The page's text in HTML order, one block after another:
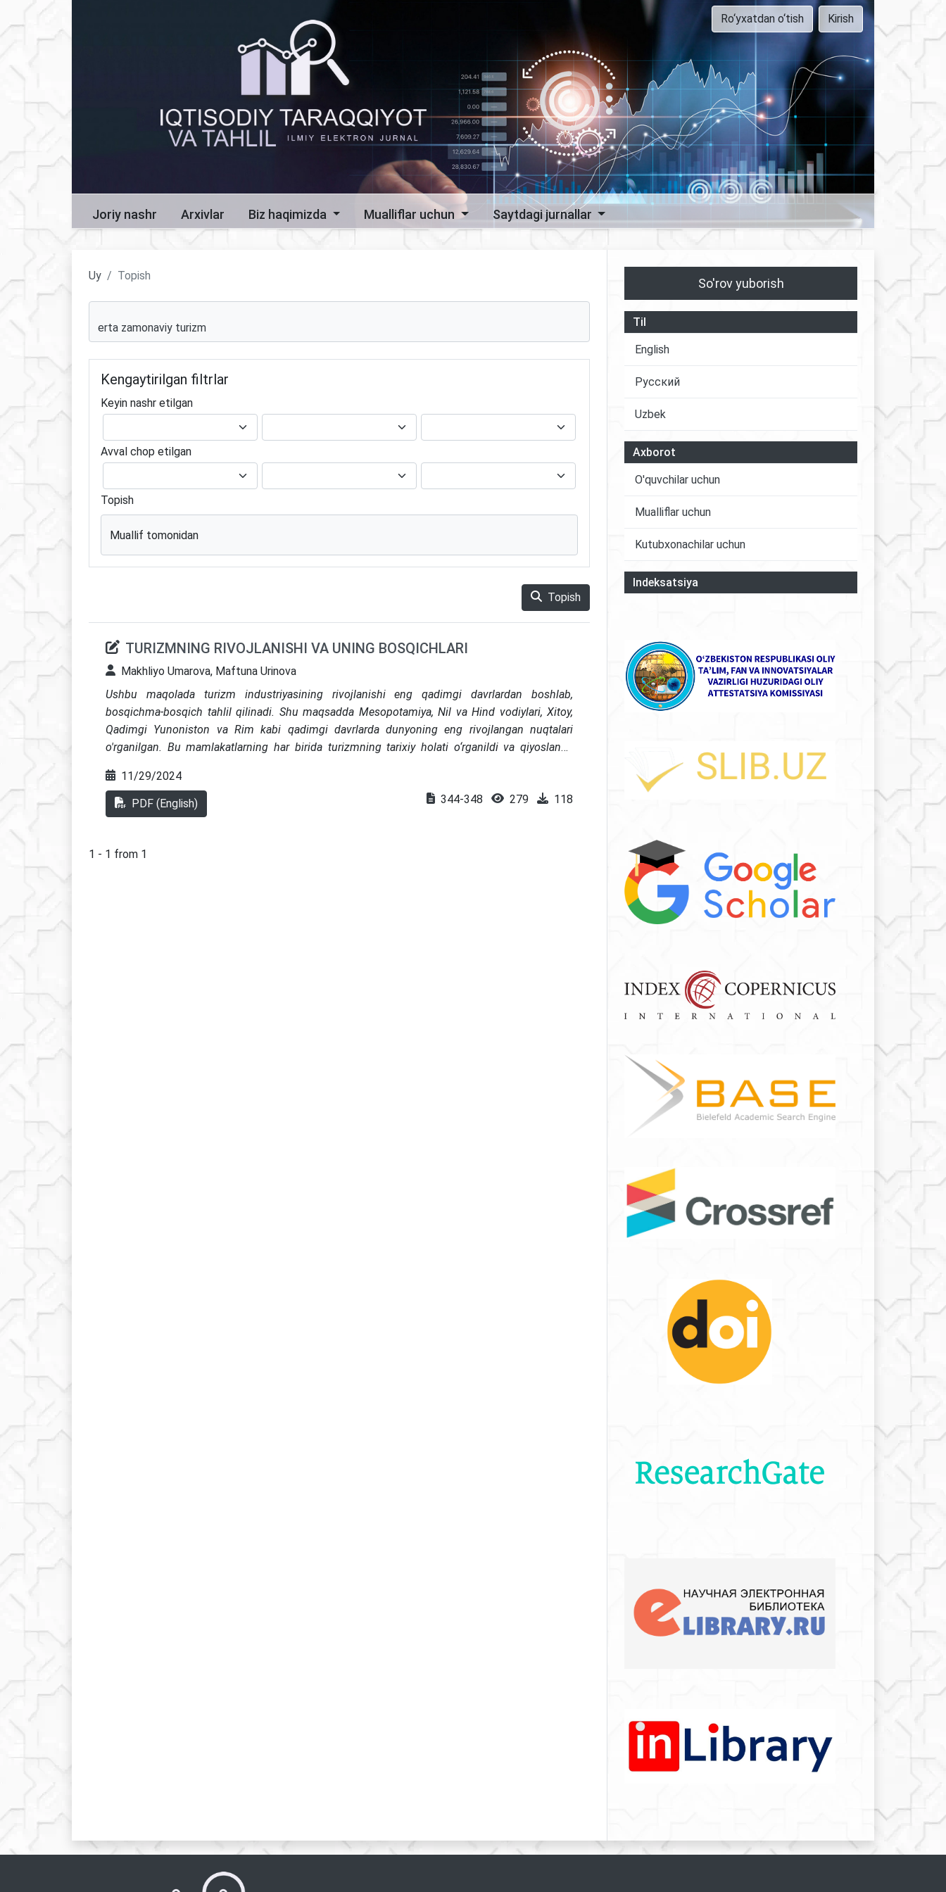
Ro‘yxatdan o‘tish Kirish
Joriy nashr Arxivlar Biz haqimizda Mualliflar uchun Saytdagi jurnallar
Uy Topish
Kengaytirilgan filtrlar
Keyin nashr etilgan
Avval chop etilgan
Topish
Muallif tomonidan
Topish
TURIZMNING RIVOJLANISHI VA UNING BOSQICHLARI
Makhliyo Umarova, Maftuna Urinova
Ushbu maqolada turizm industriyasining rivojlanishi eng qadimgi davrlardan boshlab,
bosqichma-bosqich tahlil qilinadi. Shu maqsadda Mesopotamiya, Nil va Hind vodiylari, Xitoy,
Qadimgi Yunoniston va Rim kabi qadimgi davrlarda dunyoning eng rivojlangan nuqtalari
o'rganilgan. Bu mamlakatlarning har birida turizmning tarixiy holati o‘rganildi va qiyoslandi.
ko‘rsatgan omillar o‘rganildi. Turizm va jamiyat rivojiga katta hissa qo‘shgan asosiy yangiliklar
ham dolzarb mavzu sifatida ko‘rildi.
11/29/2024
PDF (English) 344-348 279 118
1 - 1 from 1
So'rov yuborish
Til
English
Русский
Uzbek
Axborot
O'quvchilar uchun
Mualliflar uchun
Kutubxonachilar uchun
Indeksatsiya